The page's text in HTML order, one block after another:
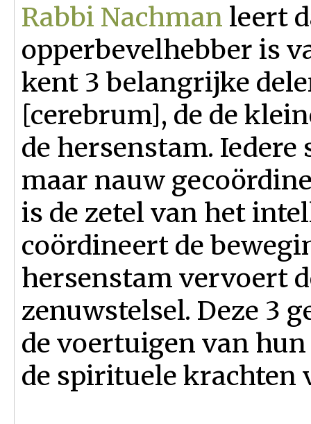
Rabbi Nachman leert
opperbevelhebber is
kent 3 belangrijke
[cerebrum], de de
de hersenstam.
maar nauw
is de zetel van het
coördineert de
hersenstam vervoert
zenuwstelsel. Deze 3
de voertuigen van
de spirituele krachten